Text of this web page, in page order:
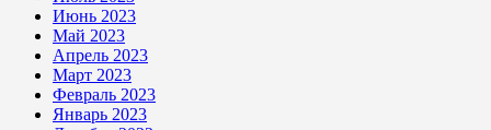
Июнь 2023
Май 2023
Апрель 2023
Март 2023
Февраль 2023
Январь 2023